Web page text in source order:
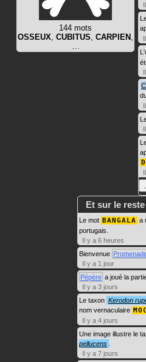
144 mots
OSSEUX CUBITUS CARPIEN
Et sur le
Le mot BANGALA a
portugais.
Il y a 6 heures
Bienvenue
Il y a 1 jour
Pépère a joué la
Il y a 3 jours
Le taxon Kerodon
nom vernaculaire
Il y a 4 jours
Une image illustre le
pellucens
Il y a 7 jours